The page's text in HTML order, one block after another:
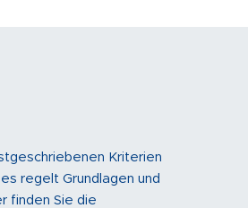
Kriterien
regelt Grundlagen und
finden Sie die